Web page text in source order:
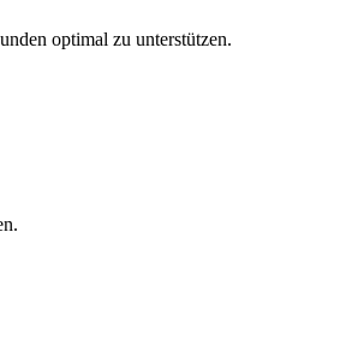
optimal zu unterstützen.